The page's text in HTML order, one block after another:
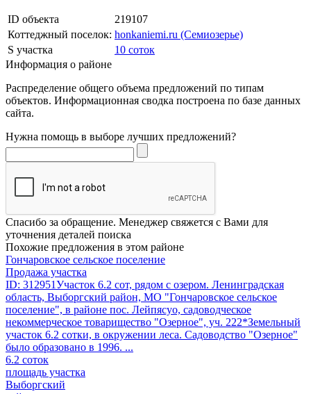
ID объекта
219107
Коттеджный поселок: honkaniemi.ru (Семиозерье)
S участка
10 соток
Информация о районе
Распределение общего объема предложений по типам
объектов. Информационная сводка построена по базе данных
сайта.
Нужна помощь в выборе лучших предложений?
Спасибо за обращение. Менеджер свяжется с Вами для
уточнения деталей поиска
Похожие предложения в этом районе
Гончаровское сельское поселение
Продажа участка
ID: 312951Участок 6.2 сот, рядом с озером. Ленинградская
область, Выборгский район, МО "Гончаровское сельское
поселение", в районе пос. Лейпясуо, садоводческое
некоммерческое товарищество "Озерное", уч. 222*Земельный
участок 6.2 сотки, в окружении леса. Садоводство "Озерное"
было образовано в 1996. ...
6.2 соток
площадь участка
Выборгский